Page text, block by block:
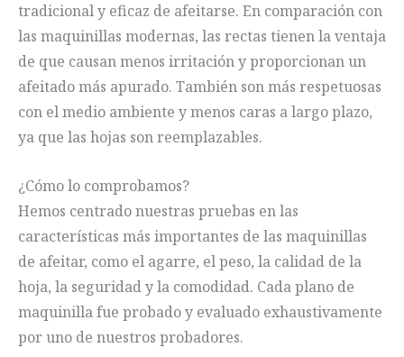
tradicional y eficaz de afeitarse. En comparación con
las maquinillas modernas, las rectas tienen la ventaja
de que causan menos irritación y proporcionan un
afeitado más apurado. También son más respetuosas
con el medio ambiente y menos caras a largo plazo,
ya que las hojas son reemplazables.
¿Cómo lo comprobamos?
Hemos centrado nuestras pruebas en las
características más importantes de las maquinillas
de afeitar, como el agarre, el peso, la calidad de la
hoja, la seguridad y la comodidad. Cada plano de
maquinilla fue probado y evaluado exhaustivamente
por uno de nuestros probadores.